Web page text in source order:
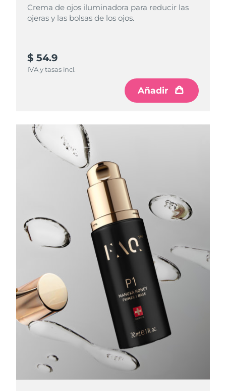
Crema de ojos iluminadora para reducir las
ojeras y las bolsas de los ojos.
$ 54.9
IVA y tasas incl.
Añadir